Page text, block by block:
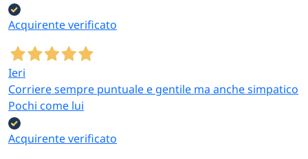
Acquirente verificato
Ieri
Corriere sempre puntuale e gentile ma anche simpatico
Pochi come lui
Acquirente verificato